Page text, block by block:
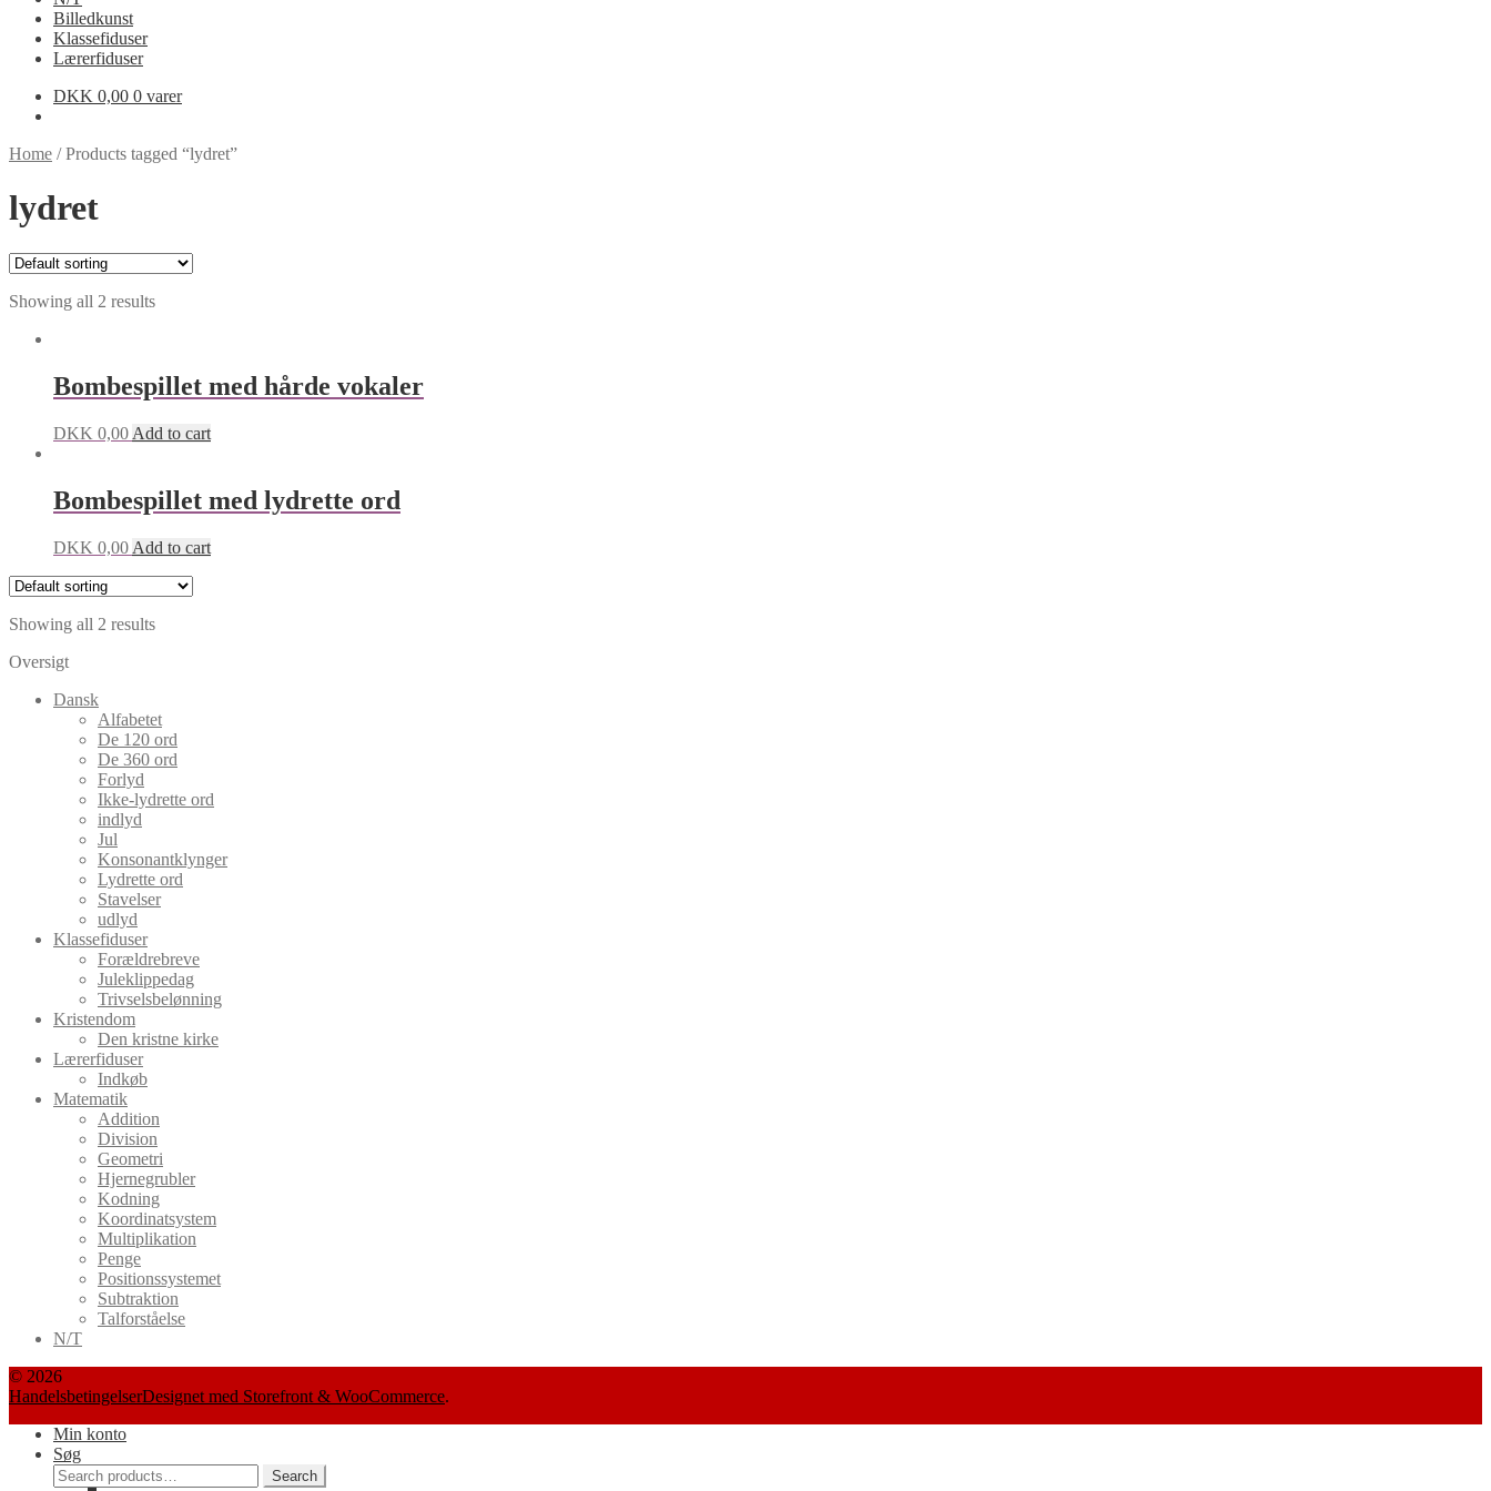
Billedkunst
Klassefiduser
Lærerfiduser
DKK 0,00 0 varer
Home /Products tagged “lydret”
lydret
Showing all 2 results
Bombespillet med hårde vokaler
DKK 0,00 Add to cart
Bombespillet med lydrette ord
DKK 0,00 Add to cart
Showing all 2 results
Oversigt
Dansk
Alfabetet
De 120 ord
De 360 ord
Forlyd
Ikke-lydrette ord
indlyd
Jul
Konsonantklynger
Lydrette ord
Stavelser
udlyd
Klassefiduser
Forældrebreve
Juleklippedag
Trivselsbelønning
Kristendom
Den kristne kirke
Lærerfiduser
Indkøb
Matematik
Addition
Division
Geometri
Hjernegrubler
Kodning
Koordinatsystem
Multiplikation
Penge
Positionssystemet
Subtraktion
Talforståelse
N/T
© 2026
HandelsbetingelserDesignet med Storefront & WooCommerce.
Min konto
Søg
Search
Search